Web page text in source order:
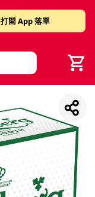
打開 App 落單